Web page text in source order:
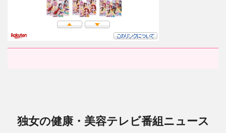
独女の健康・美容テレビ番組ニュース